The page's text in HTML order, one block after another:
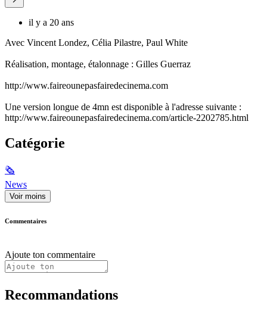
il y a 20 ans
Avec Vincent Londez, Célia Pilastre, Paul White
Réalisation, montage, étalonnage : Gilles Guerraz
http://www.faireounepasfairedecinema.com
Une version longue de 4mn est disponible à l'adresse suivante :
http://www.faireounepasfairedecinema.com/article-2202785.html
Catégorie
🗞
News
Voir moins
Commentaires
Ajoute ton commentaire
Recommandations